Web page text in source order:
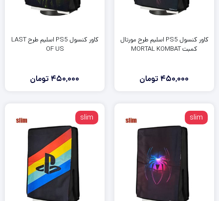
کاور کنسول PS5 اسلیم طرح مورتال
کمبت MORTAL KOMBAT
450,000 تومان
کاور کنسول PS5 اسلیم طرح LAST
OF US
450,000 تومان
slim
slim